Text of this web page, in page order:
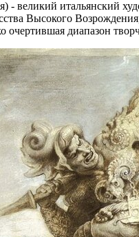
великий итальянский
Высокого
очертившая диапазон